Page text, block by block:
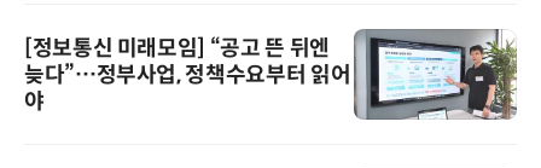
[정보통신 미래모임] “공고 뜬 뒤엔
늦다”…정부사업, 정책수요부터 읽어
야